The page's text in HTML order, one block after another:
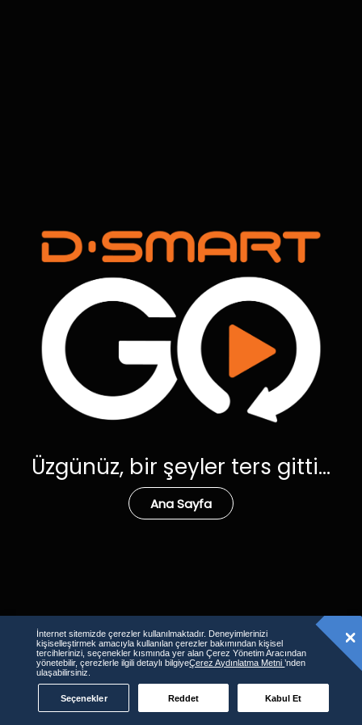
Üzgünüz, bir şeyler ters gitti...
Ana Sayfa
İnternet sitemizde çerezler kullanılmaktadır. Deneyimlerinizi
kişiselleştirmek amacıyla kullanılan çerezler bakımından kişisel
tercihlerinizi, seçenekler kısmında yer alan Çerez Yönetim Aracından
yönetebilir, çerezlerle ilgili detaylı bilgiyeÇerez Aydınlatma Metni’nden
ulaşabilirsiniz.
Seçenekler Reddet Kabul Et